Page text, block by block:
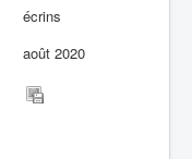
écrins
août 2020